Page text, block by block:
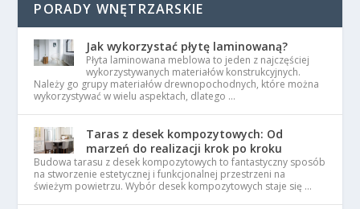
PORADY WNĘTRZARSKIE
Jak wykorzystać płytę laminowaną?
Płyta laminowana meblowa to jeden z najczęściej
wykorzystywanych materiałów konstrukcyjnych.
Należy go grupy materiałów drewnopochodnych, które można
wykorzystywać w wielu aspektach, dlatego …
Taras z desek kompozytowych: Od
marzeń do realizacji krok po kroku
Budowa tarasu z desek kompozytowych to fantastyczny sposób
na stworzenie estetycznej i funkcjonalnej przestrzeni na
świeżym powietrzu. Wybór desek kompozytowych staje się …